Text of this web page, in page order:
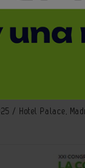
/ Hotel Palace,